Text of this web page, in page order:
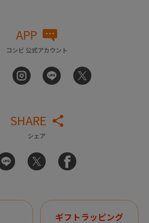
APP
コンビ 公式アカウント
SHARE
シェア
ギフトラッピング